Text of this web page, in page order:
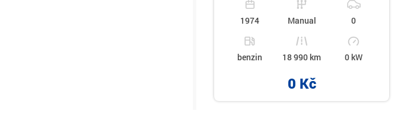
1974 Manual 0
benzin 18 990 km 0 kW
0 Kč